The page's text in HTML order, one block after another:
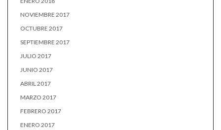
NOVIEMBRE 2017
OCTUBRE 2017
SEPTIEMBRE 2017
JULIO 2017
JUNIO 2017
ABRIL 2017
MARZO 2017
FEBRERO 2017
ENERO 2017